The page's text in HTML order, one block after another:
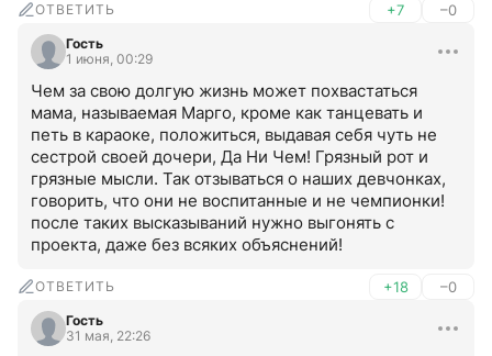
ОТВЕТИТЬ +7 –0
Гость
1 июня, 00:29
Чем за свою долгую жизнь может похвастаться
мама, называемая Марго, кроме как танцевать и
петь в караоке, положиться, выдавая себя чуть не
сестрой своей дочери, Да Ни Чем! Грязный рот и
грязные мысли. Так отзываться о наших девчонках,
говорить, что они не воспитанные и не чемпионки!
после таких высказываний нужно выгонять с
проекта, даже без всяких объяснений!
ОТВЕТИТЬ +18 –0
Гость
31 мая, 22:26